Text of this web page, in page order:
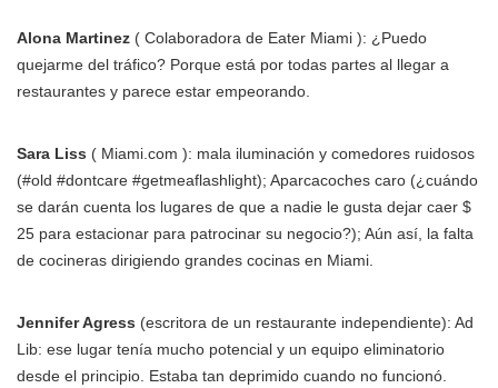
Alona Martinez ( Colaboradora de Eater Miami ): ¿Puedo
quejarme del tráfico? Porque está por todas partes al llegar a
restaurantes y parece estar empeorando.
Sara Liss ( Miami.com ): mala iluminación y comedores ruidosos
(#old #dontcare #getmeaflashlight); Aparcacoches caro (¿cuándo
se darán cuenta los lugares de que a nadie le gusta dejar caer $
25 para estacionar para patrocinar su negocio?); Aún así, la falta
de cocineras dirigiendo grandes cocinas en Miami.
Jennifer Agress (escritora de un restaurante independiente): Ad
Lib: ese lugar tenía mucho potencial y un equipo eliminatorio
desde el principio. Estaba tan deprimido cuando no funcionó.